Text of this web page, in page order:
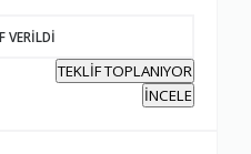
VERİLDİ
TEKLİF TOPLANIYOR
İNCELE